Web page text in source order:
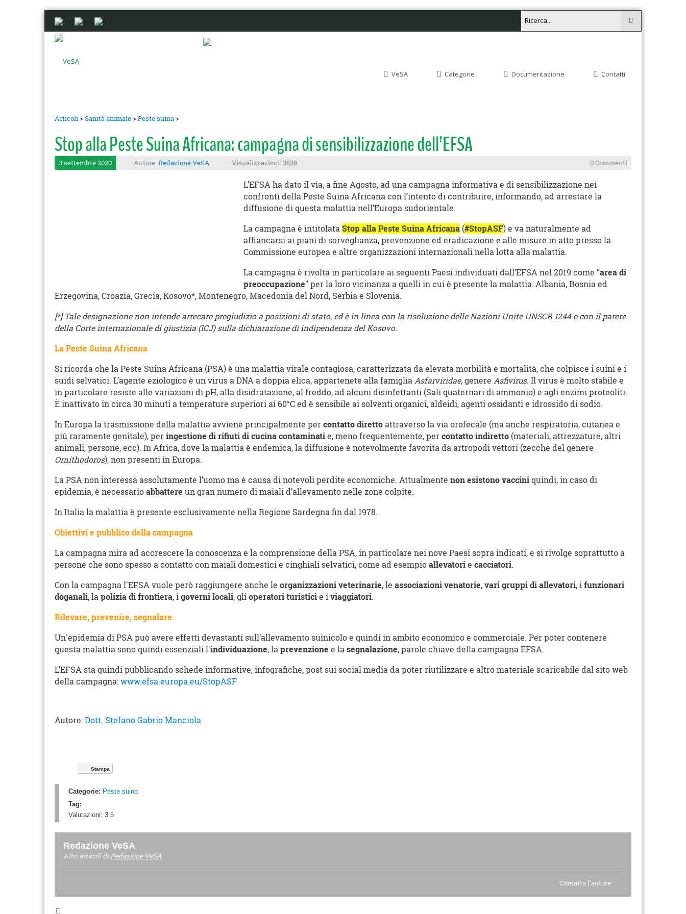
VeSA Categorie Documentazione Contatti
Articoli>Sanità animale>Peste suina>
Stop alla Peste Suina Africana: campagna di sensibilizzazione dell’EFSA
3 settembre 2020 Autore: Redazione VeSA Visualizzazioni: 3638 0 Commenti
L’EFSA ha dato il via, a fine Agosto, ad una campagna informativa e di sensibilizzazione nei
confronti della Peste Suina Africana con l’intento di contribuire, informando, ad arrestare la
diffusione di questa malattia nell’Europa sudorientale.
La campagna è intitolata Stop alla Peste Suina Africana (#StopASF) e va naturalmente ad
affiancarsi ai piani di sorveglianza, prevenzione ed eradicazione e alle misure in atto presso la
Commissione europea e altre organizzazioni internazionali nella lotta alla malattia.
La campagna è rivolta in particolare ai seguenti Paesi individuati dall’EFSA nel 2019 come “area di
preoccupazione" per la loro vicinanza a quelli in cui è presente la malattia: Albania, Bosnia ed
Erzegovina, Croazia, Grecia, Kosovo*, Montenegro, Macedonia del Nord, Serbia e Slovenia.
[*] Tale designazione non intende arrecare pregiudizio a posizioni di stato, ed è in linea con la risoluzione delle Nazioni Unite UNSCR 1244 e con il parere
della Corte internazionale di giustizia (ICJ) sulla dichiarazione di indipendenza del Kosovo.
La Peste Suina Africana
Si ricorda che la Peste Suina Africana (PSA) è una malattia virale contagiosa, caratterizzata da elevata morbilità e mortalità, che colpisce i suini e i
suidi selvatici. L’agente eziologico è un virus a DNA a doppia elica, appartenete alla famiglia Asfarviridae, genere Asfivirus. Il virus è molto stabile e
in particolare resiste alle variazioni di pH, alla disidratazione, al freddo, ad alcuni disinfettanti (Sali quaternari di ammonio) e agli enzimi proteoliti.
È inattivato in circa 30 minuti a temperature superiori ai 60°C ed è sensibile ai solventi organici, aldeidi, agenti ossidanti e idrossido di sodio.
In Europa la trasmissione della malattia avviene principalmente per contatto diretto attraverso la via orofecale (ma anche respiratoria, cutanea e
più raramente genitale), per ingestione di rifiuti di cucina contaminati e, meno frequentemente, per contatto indiretto (materiali, attrezzature, altri
animali, persone, ecc). In Africa, dove la malattia è endemica, la diffusione è notevolmente favorita da artropodi vettori (zecche del genere
Ornithodoros), non presenti in Europa.
La PSA non interessa assolutamente l’uomo ma è causa di notevoli perdite economiche. Attualmente non esistono vaccini quindi, in caso di
epidemia, è necessario abbattere un gran numero di maiali d’allevamento nelle zone colpite.
In Italia la malattia è presente esclusivamente nella Regione Sardegna fin dal 1978.
Obiettivi e pubblico della campagna
La campagna mira ad accrescere la conoscenza e la comprensione della PSA, in particolare nei nove Paesi sopra indicati, e si rivolge soprattutto a
persone che sono spesso a contatto con maiali domestici e cinghiali selvatici, come ad esempio allevatori e cacciatori.
Con la campagna l'EFSA vuole però raggiungere anche le organizzazioni veterinarie, le associazioni venatorie, vari gruppi di allevatori, i funzionari
doganali, la polizia di frontiera, i governi locali, gli operatori turistici e i viaggiatori.
Rilevare, prevenire, segnalare
Un'epidemia di PSA può avere effetti devastanti sull’allevamento suinicolo e quindi in ambito economico e commerciale. Per poter contenere
questa malattia sono quindi essenziali l'individuazione, la prevenzione e la segnalazione, parole chiave della campagna EFSA.
L’EFSA sta quindi pubblicando schede informative, infografiche, post sui social media da poter riutilizzare e altro materiale scaricabile dal sito web
della campagna: www.efsa.europa.eu/StopASF
Autore: Dott. Stefano Gabrio Manciola
Stampa
Categorie: Peste suina
Tag:
Valutazioni: 3.5
Redazione VeSA
Altri articoli diRedazione VeSA
Contatta l'autore